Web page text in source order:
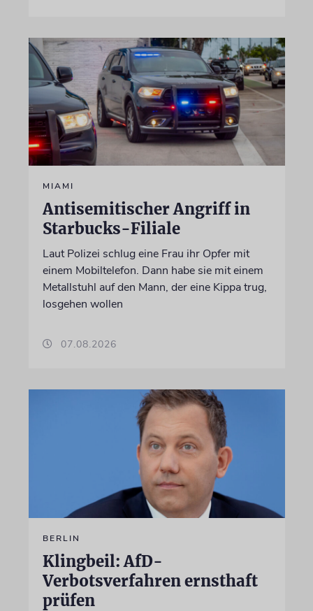
MIAMI
Antisemitischer Angriff in
Starbucks-Filiale
Laut Polizei schlug eine Frau ihr Opfer mit
einem Mobiltelefon. Dann habe sie mit einem
Metallstuhl auf den Mann, der eine Kippa trug,
losgehen wollen
07.08.2026
BERLIN
Klingbeil: AfD-
Verbotsverfahren ernsthaft
prüfen